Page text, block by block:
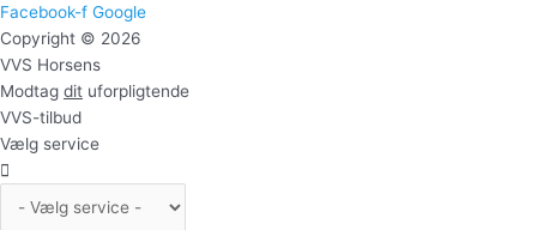
Facebook-f Google
Copyright © 2026
VVS Horsens
Modtag dit uforpligtende
VVS-tilbud
Vælg service